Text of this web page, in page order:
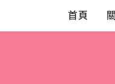
content
首頁